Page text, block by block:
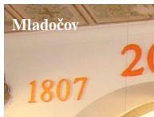
Mladočov